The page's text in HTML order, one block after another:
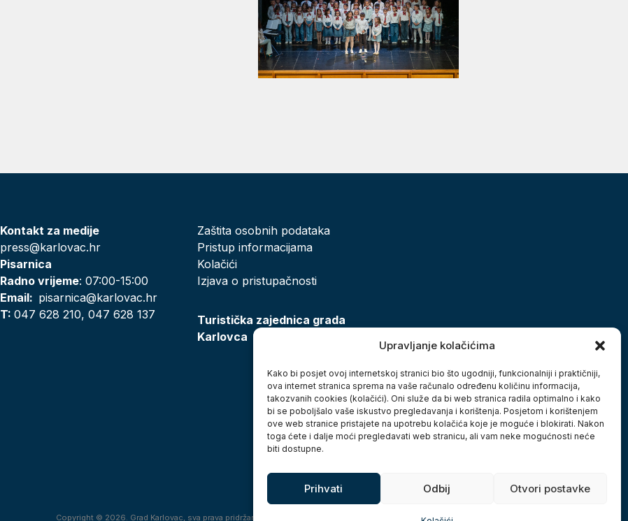
Upravljanje kolačićima
Kako bi posjet ovoj internetskoj stranici bio što ugodniji, funkcionalniji i praktičniji,
ova internet stranica sprema na vaše računalo određenu količinu informacija,
takozvanih cookies (kolačići). Oni služe da bi web stranica radila optimalno i kako
bi se poboljšalo vaše iskustvo pregledavanja i korištenja. Posjetom i korištenjem
ove web stranice pristajete na upotrebu kolačića koje je moguće i blokirati. Nakon
toga ćete i dalje moći pregledavati web stranicu, ali vam neke mogućnosti neće
biti dostupne.
Prihvati Odbij Otvori postavke
Kontakt za medije
press@karlovac.hr
Pisarnica
Radno vrijeme: 07:00-15:00
Email: pisarnica@karlovac.hr
T:047 628 210, 047 628 137
Zaštita osobnih podataka
Pristup informacijama
Kolačići
Izjava o pristupačnosti
Turistička zajednica grada
Karlovca
Copyright © 2026. Grad Karlovac, sva prava pridržana